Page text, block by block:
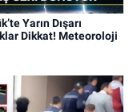
Yarın Dışarı
Dikkat! Meteoroloji